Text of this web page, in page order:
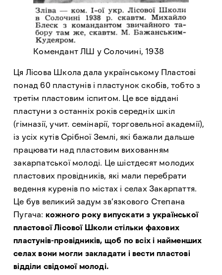
Комендант ЛШ у Солочині, 1938
Ця Лісова Школа дала українському Пластові
понад 60 пластунів і пластунок скобів, тобто з
третім пластовим іспитом. Це все віддані
пластуни з останніх років середніх шкіл
(гімназії, учит. семінарії, торговельної академії),
із усіх кутів Срібної Землі, які бажали дальше
працювати над пластовим вихованням
закарпатської молоді. Це шістдесят молодих
пластових провідників, які мали перебрати
ведення куренів по містах і селах Закарпаття.
Це був великий задум зв’язкового Степана
Пугача: кожного року випускати з української
пластової Лісової Школи стільки фахових
пластунів-провідників, щоб по всіх і найменших
селах вони могли закладати і вести пластові
відділи свідомої молоді.